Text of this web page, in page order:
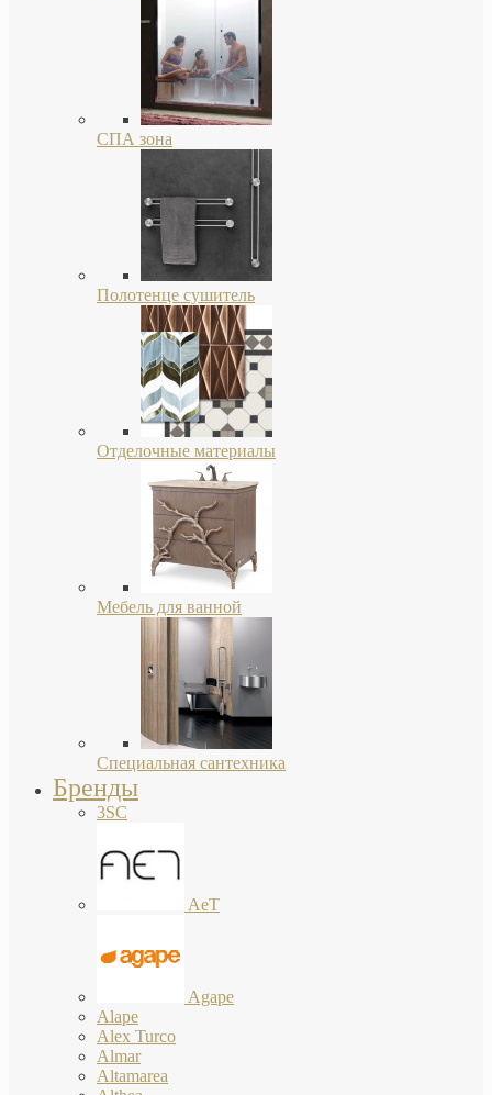
СПА зона
Полотенце сушитель
Отделочные материалы
Мебель для ванной
Специальная сантехника
Бренды
3SC
AeT
Agape
Alape
Alex Turco
Almar
Altamarea